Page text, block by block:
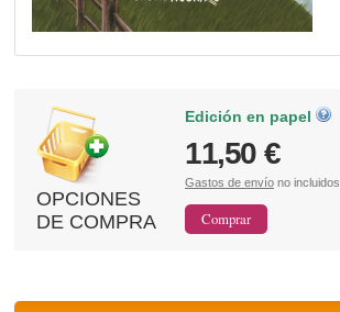
OPCIONES
DE COMPRA
Edición en papel
11,50 €
Gastos de envío no incluidos